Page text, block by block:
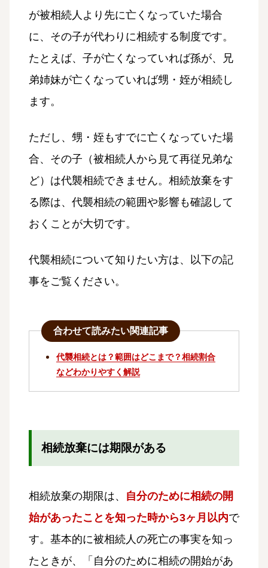
が被相続人より先に亡くなっていた場合
に、その子が代わりに相続する制度です。
たとえば、子が亡くなっていれば孫が、兄
弟姉妹が亡くなっていれば甥・姪が相続し
ます。
ただし、甥・姪もすでに亡くなっていた場
合、その子（被相続人から見て再従兄弟な
ど）は代襲相続できません。相続放棄をす
る際は、代襲相続の範囲や影響も確認して
おくことが大切です。
代襲相続について知りたい方は、以下の記
事をご覧ください。
合わせて読みたい関連記事
代襲相続とは？範囲はどこまで？相続割合
などわかりやすく解説
相続放棄には期限がある
相続放棄の期限は、 自分のために相続の開
始があったことを知った時から3ヶ月以内で
す。基本的に被相続人の死亡の事実を知っ
たときが、「自分のために相続の開始があ